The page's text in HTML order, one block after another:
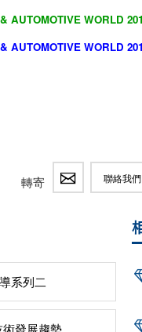
WORLD
WORLD
轉寄 聯絡我們
系列二
發展趨勢